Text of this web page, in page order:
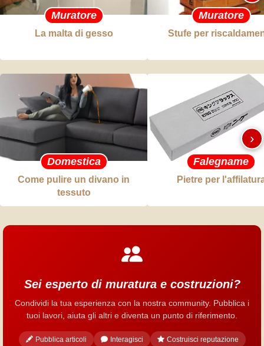
Muratore
La malta di gesso
Muratore
Stufe per
Domestica
Come pulire un divano in
tessuto
Falegname
Pietre per
›
Sei esperto di muratura e costruzioni?
Condividi la tua esperienza con la nostra community. Pubblica i
tuoi lavori, aiuta gli altri e diventa un punto di riferimento.
Pubblica articoli Interagisci Costruisci reputazione